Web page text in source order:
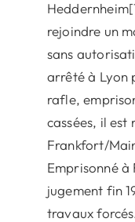
rejoindre un
sans
arrêté à Lyon
rafle,
cassées, il est
Frankfort/
Emprisonné à
jugement fin
travaux